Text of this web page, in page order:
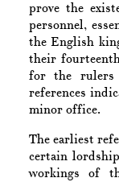
prove the
personnel,
the English
their
for the rulers
references
minor office.
The earliest
certain
workings of